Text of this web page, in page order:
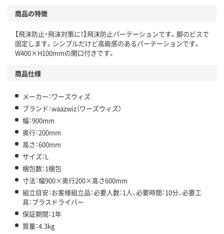
商品の特徴
【飛沫防止・飛沫対策に！】飛沫防止パーテーションです。脚のビスで
固定します。シンプルだけど高級感のあるパーテーションです。
W400×H100mmの開口付きです。
商品仕様
メーカー：ワーズウィズ
ブランド：waazwiz（ワーズウィズ）
幅：900mm
奥行：200mm
高さ：600mm
サイズ：L
梱包数：1梱包
寸法：幅900×奥行200×高さ600mm
組立目安：お客様組立品：必要人数：1人、必要時間：10分、必要工
具：プラスドライバー
保証期間：1年
質量：4.3kg